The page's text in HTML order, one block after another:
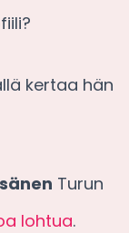
kertaa hän
Turun
lohtua.